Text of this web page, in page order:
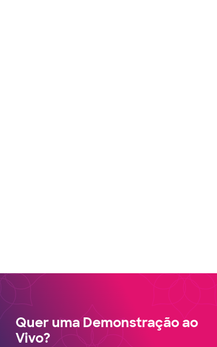
Quer uma Demonstração ao
Vivo?